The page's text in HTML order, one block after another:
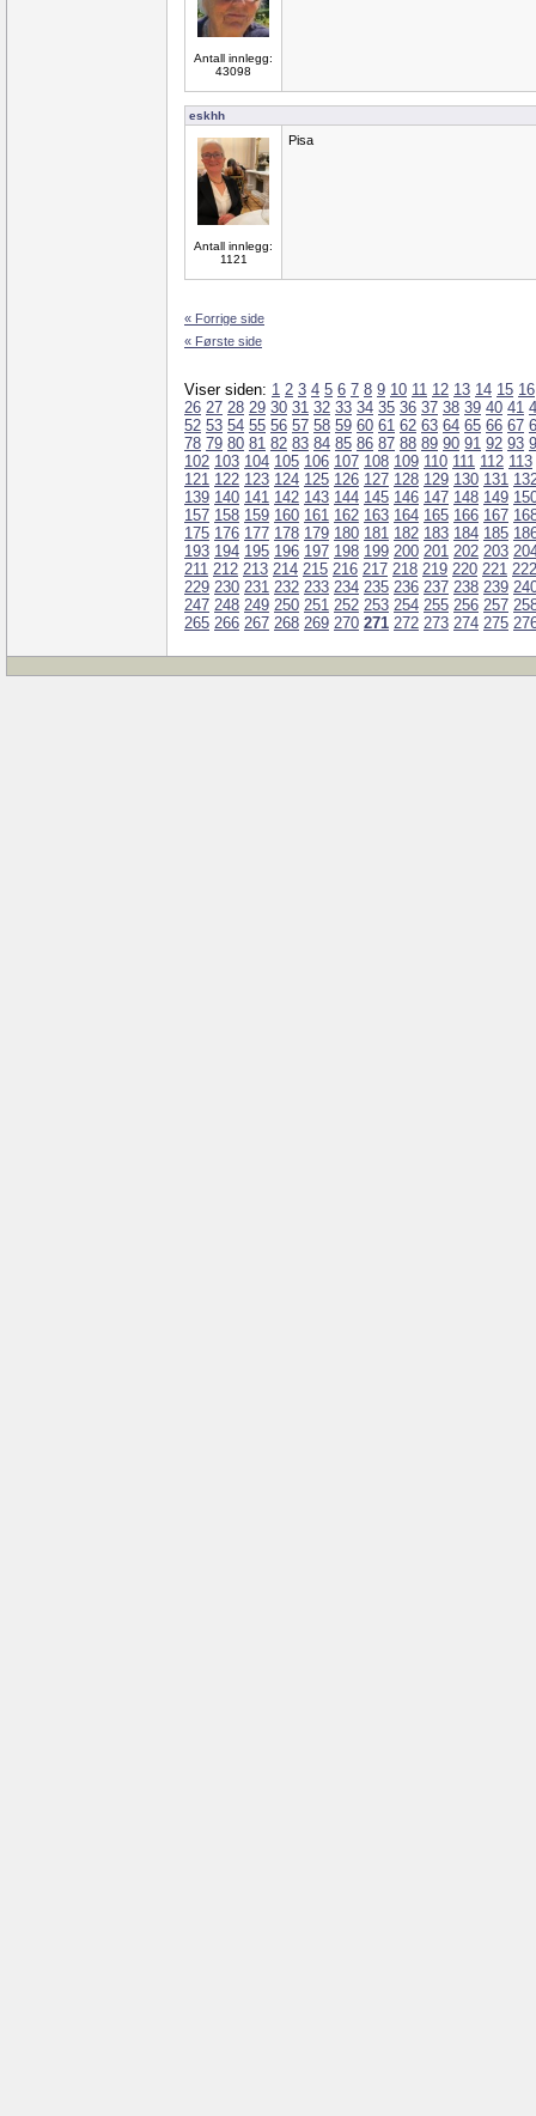
Antall innlegg:
43098
eskhh
Antall innlegg:
1121
Pisa
« Forrige side
« Første side
Viser siden: 1 2 3 4 5 6 7 8 9 10 11 12 13 14 15 16
26 27 28 29 30 31 32 33 34 35 36 37 38 39 40 41
52 53 54 55 56 57 58 59 60 61 62 63 64 65 66 67
78 79 80 81 82 83 84 85 86 87 88 89 90 91 92 93
102 103 104 105 106 107 108 109 110 111 112 113
121 122 123 124 125 126 127 128 129 130 131
139 140 141 142 143 144 145 146 147 148 149
157 158 159 160 161 162 163 164 165 166 167
175 176 177 178 179 180 181 182 183 184 185
193 194 195 196 197 198 199 200 201 202 203
211 212 213 214 215 216 217 218 219 220 221 222
229 230 231 232 233 234 235 236 237 238 239
247 248 249 250 251 252 253 254 255 256 257
265 266 267 268 269 270 271 272 273 274 275